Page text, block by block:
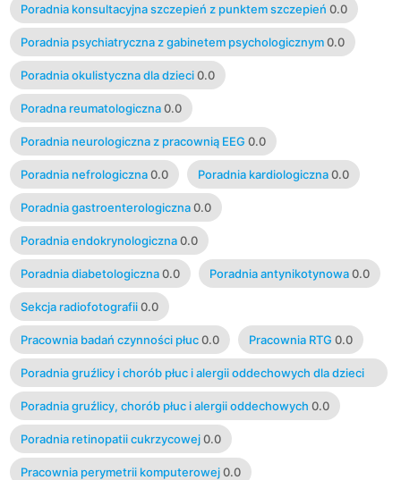
Poradnia konsultacyjna szczepień z punktem szczepień 0.0
Poradnia psychiatryczna z gabinetem psychologicznym 0.0
Poradnia okulistyczna dla dzieci 0.0
Poradna reumatologiczna 0.0
Poradnia neurologiczna z pracownią EEG 0.0
Poradnia nefrologiczna 0.0 Poradnia kardiologiczna 0.0
Poradnia gastroenterologiczna 0.0
Poradnia endokrynologiczna 0.0
Poradnia diabetologiczna 0.0 Poradnia antynikotynowa 0.0
Sekcja radiofotografii 0.0
Pracownia badań czynności płuc 0.0 Pracownia RTG 0.0
Poradnia gruźlicy i chorób płuc i alergii oddechowych dla dzieci
0.0
Poradnia gruźlicy, chorób płuc i alergii oddechowych 0.0
Poradnia retinopatii cukrzycowej 0.0
Pracownia perymetrii komputerowej 0.0